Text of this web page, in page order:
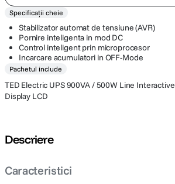
Specificații cheie
Stabilizator automat de tensiune (AVR)
Pornire inteligenta in mod DC
Control inteligent prin microprocesor
Incarcare acumulatori in OFF-Mode
Pachetul include
TED Electric UPS 900VA / 500W Line
Display LCD
Descriere
Caracteristici